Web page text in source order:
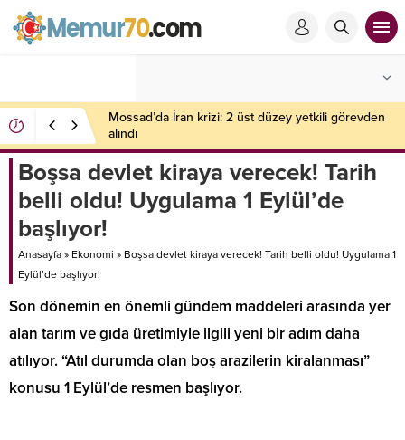
Mossad’da İran krizi: 2 üst düzey yetkili görevden
alındı
Boşsa devlet kiraya verecek! Tarih
belli oldu! Uygulama 1 Eylül’de
başlıyor!
Anasayfa » Ekonomi » Boşsa devlet kiraya verecek! Tarih belli oldu! Uygulama 1
Eylül’de başlıyor!
Son dönemin en önemli gündem maddeleri arasında yer
alan tarım ve gıda üretimiyle ilgili yeni bir adım daha
atılıyor. “Atıl durumda olan boş arazilerin kiralanması”
konusu 1 Eylül’de resmen başlıyor.